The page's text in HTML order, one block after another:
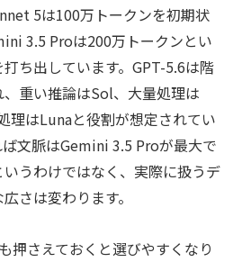
5は100万トークンを初期状
3.5 Proは200万トークンとい
ち出しています。GPT-5.6は階
重い推論はSol、大量処理は
理はLunaと役割が想定されてい
文脈はGemini 3.5 Proが最大で
うわけではなく、実際に扱うデ
さは変わります。
押さえておくと選びやすくなり